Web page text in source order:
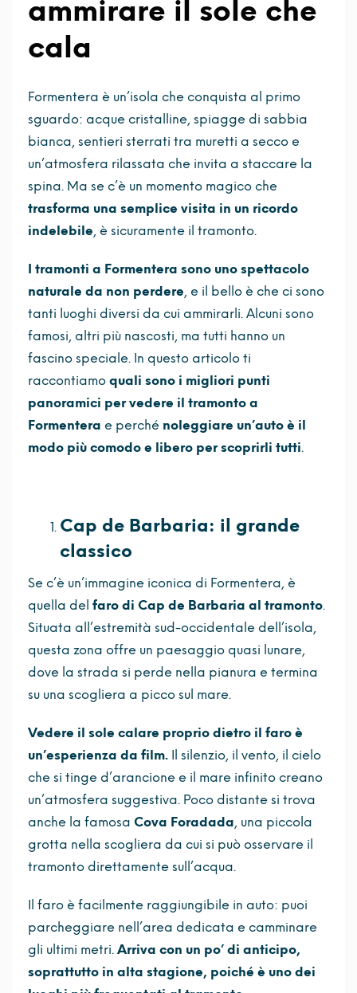
ammirare il sole che
cala
Formentera è un’isola che conquista al primo
sguardo: acque cristalline, spiagge di sabbia
bianca, sentieri sterrati tra muretti a secco e
un’atmosfera rilassata che invita a staccare la
spina. Ma se c’è un momento magico che
trasforma una semplice visita in un ricordo
indelebile, è sicuramente il tramonto.
I tramonti a Formentera sono uno spettacolo
naturale da non perdere, e il bello è che ci sono
tanti luoghi diversi da cui ammirarli. Alcuni sono
famosi, altri più nascosti, ma tutti hanno un
fascino speciale. In questo articolo ti
raccontiamo quali sono i migliori punti
panoramici per vedere il tramonto a
Formentera e perché noleggiare un’auto è il
modo più comodo e libero per scoprirli tutti.
Cap de Barbaria: il grande
classico
Se c’è un’immagine iconica di Formentera, è
quella del faro di Cap de Barbaria al tramonto.
Situata all’estremità sud-occidentale dell’isola,
questa zona offre un paesaggio quasi lunare,
dove la strada si perde nella pianura e termina
su una scogliera a picco sul mare.
Vedere il sole calare proprio dietro il faro è
un’esperienza da film. Il silenzio, il vento, il cielo
che si tinge d’arancione e il mare infinito creano
un’atmosfera suggestiva. Poco distante si trova
anche la famosa Cova Foradada, una piccola
grotta nella scogliera da cui si può osservare il
tramonto direttamente sull’acqua.
Il faro è facilmente raggiungibile in auto: puoi
parcheggiare nell’area dedicata e camminare
gli ultimi metri. Arriva con un po’ di anticipo,
soprattutto in alta stagione, poiché è uno dei